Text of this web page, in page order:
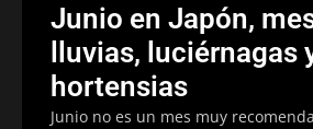
Junio en Japón,
lluvias, luciérnagas
hortensias
Junio no es un mes muy